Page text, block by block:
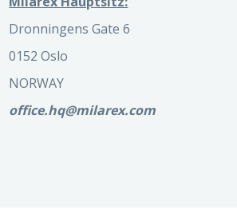
Dronningens Gate 6
0152 Oslo
NORWAY
office.hq@milarex.com